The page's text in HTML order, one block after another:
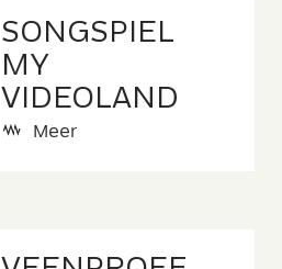
SONGSPIEL
MY
VIDEOLAND
Meer